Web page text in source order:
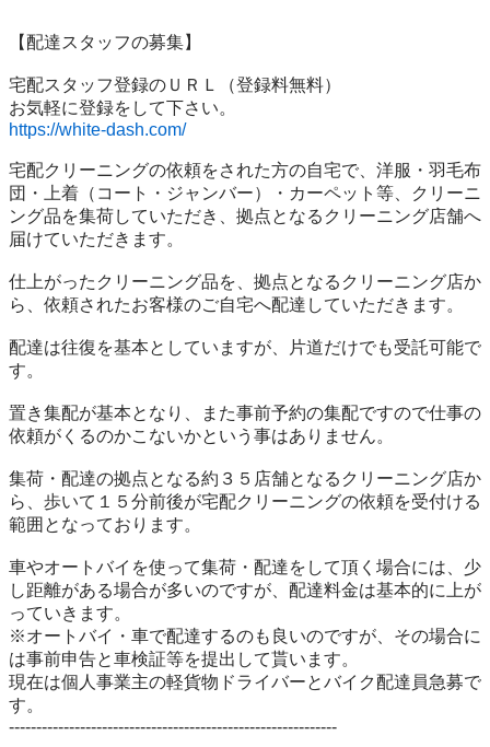
【配達スタッフの募集】
宅配スタッフ登録のＵＲＬ（登録料無料）
https://white-dash.com/
宅配クリーニングの依頼をされた方の自宅で、洋服・羽毛布
団・上着（コート・ジャンバー）・カーペット等、クリーニ
ング品を集荷していただき、拠点となるクリーニング店舗へ
届けていただきます。
仕上がったクリーニング品を、拠点となるクリーニング店か
ら、依頼されたお客様のご自宅へ配達していただきます。
配達は往復を基本としていますが、片道だけでも受託可能で
す。
置き集配が基本となり、また事前予約の集配ですので仕事の
依頼がくるのかこないかという事はありません。
集荷・配達の拠点となる約３５店舗となるクリーニング店か
ら、歩いて１５分前後が宅配クリーニングの依頼を受付ける
範囲となっております。
車やオートバイを使って集荷・配達をして頂く場合には、少
し距離がある場合が多いのですが、配達料金は基本的に上が
っていきます。
※オートバイ・車で配達するのも良いのですが、その場合に
は事前申告と車検証等を提出して貰います。
現在は個人事業主の軽貨物ドライバーとバイク配達員急募で
す。
------------------------------------------------------------